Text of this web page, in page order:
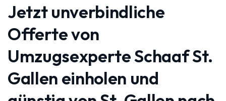
Jetzt unverbindliche
Offerte von
Umzugsexperte Schaaf St.
Gallen einholen und